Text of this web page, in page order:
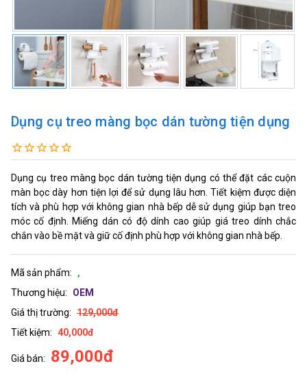
Dụng cụ treo màng bọc dán tường tiện dụng
Dụng cụ treo màng bọc dán tường tiện dụng có thể đặt các cuộn
màn bọc dày hơn tiện lợi để sử dụng lâu hơn. Tiết kiệm được diện
tích và phù hợp với không gian nhà bếp dễ sử dụng giúp bạn treo
móc cố định. Miếng dán có độ dính cao giúp giá treo dính chắc
chắn vào bề mặt và giữ cố định phù hợp với không gian nhà bếp.
Mã sản phẩm:
,
Thương hiệu:
OEM
Giá thị trường: 129,000đ
Tiết kiệm: 40,000đ
Giá bán: 89,000đ